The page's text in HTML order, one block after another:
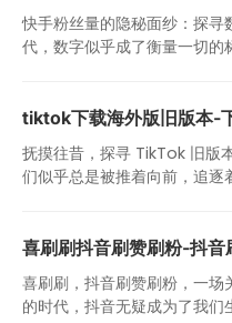
快手粉丝量的隐秘面纱：探
代，数字似乎成了衡量一切的
tiktok下载海外版旧版本-
抚摸往昔，探寻 TikTok 旧版
们似乎总是被推着向前，追逐
喜刷刷抖音刷赞刷粉-抖音
喜刷刷，抖音刷赞刷粉，一
的时代，抖音无疑成为了我们